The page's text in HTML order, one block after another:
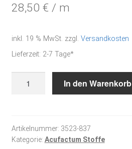
28,50 € / m
inkl. 19 % MwSt. zzgl. Versandkosten
Lieferzeit: 2-7 Tage*
In den Warenkorb
Artikelnummer: 3523-837
Kategorie: Acufactum Stoffe